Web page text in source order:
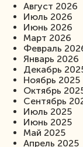
Август 2026
Июль 2026
Июнь 2026
Март 2026
Февраль
Январь 2026
Декабрь
Ноябрь 2025
Октябрь
Сентябрь
Июль 2025
Июнь 2025
Май 2025
Апрель 2025